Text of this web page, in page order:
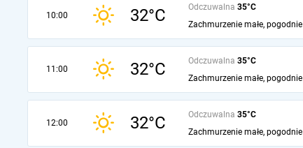
10:00 32°C Odczuwalna 35°C
Zachmurzenie małe, pogodnie
11:00 32°C Odczuwalna 35°C
Zachmurzenie małe, pogodnie
12:00 32°C Odczuwalna 35°C
Zachmurzenie małe, pogodnie